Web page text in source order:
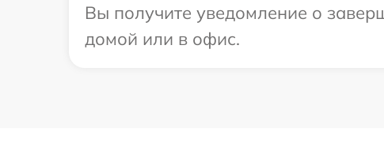
Вы получите уведомление о
домой или в офис.